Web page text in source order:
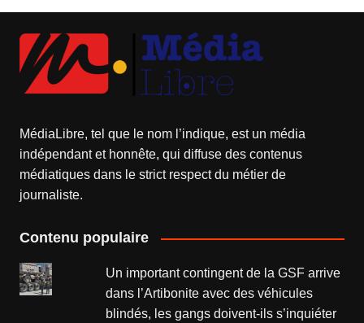
MédiaLibre, tel que le nom l’indique, est un média
indépendant et honnête, qui diffuse des contenus
médiatiques dans le strict respect du métier de
journaliste.
Contenu populaire
Un important contingent de la GSF arrive
dans l’Artibonite avec des véhicules
blindés, les gangs doivent-ils s’inquiéter